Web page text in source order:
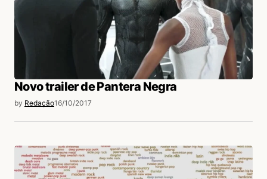
Novo trailer de Pantera Negra
by Redação16/10/2017